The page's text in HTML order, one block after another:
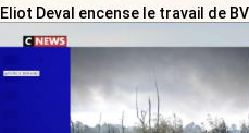
Eliot Deval encense le travail de